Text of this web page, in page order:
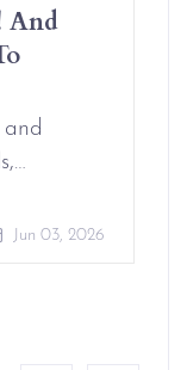
And
and
Jun 03, 2026